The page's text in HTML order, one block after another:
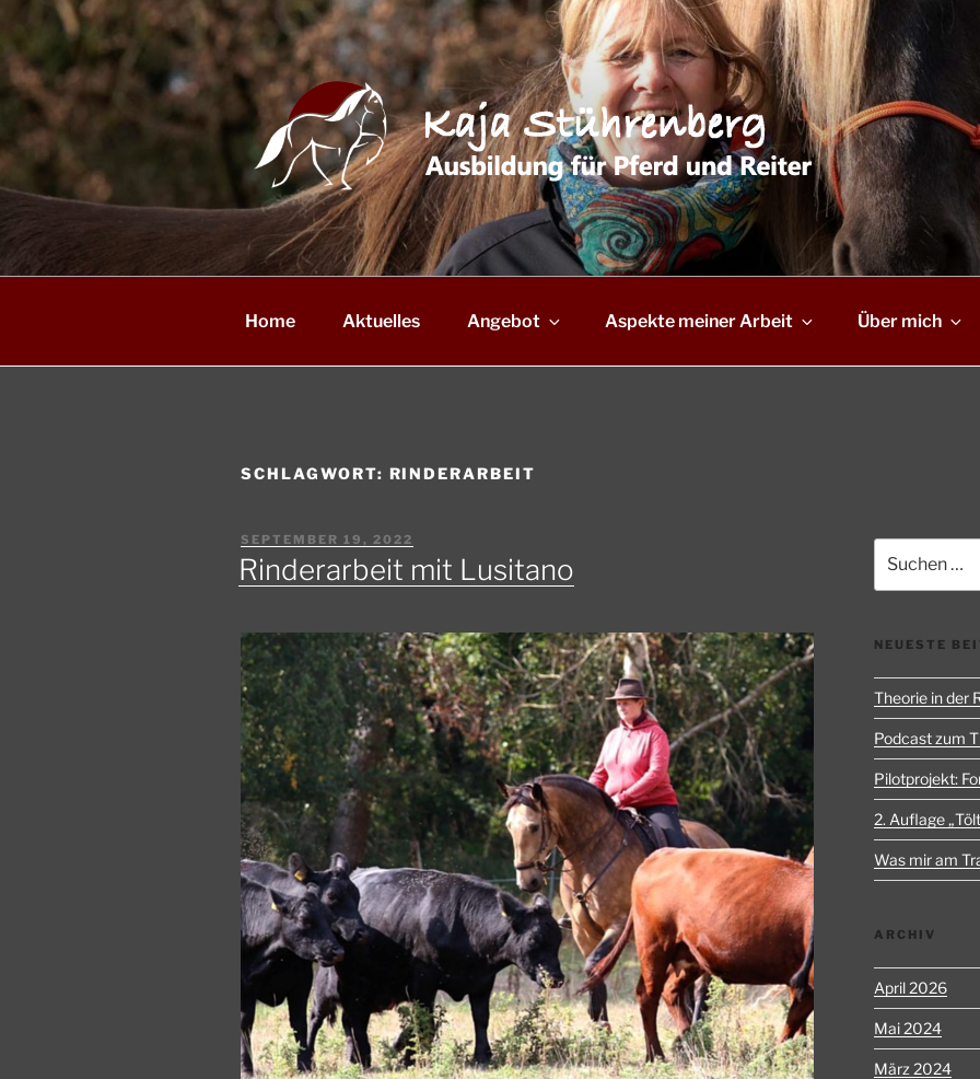
springen
Home Aktuelles Angebot Aspekte meiner Arbeit Über mich
SCHLAGWORT: RINDERARBEIT
VERÖFFENTLICHT
AM
SEPTEMBER 19, 2022
Rinderarbeit mit Lusitano
nach:
NEUESTE
Theorie in der
Podcast zum
Pilotprojekt:
2. Auflage
Was mir am
ARCHIV
April 2026
Mai 2024
März 2024